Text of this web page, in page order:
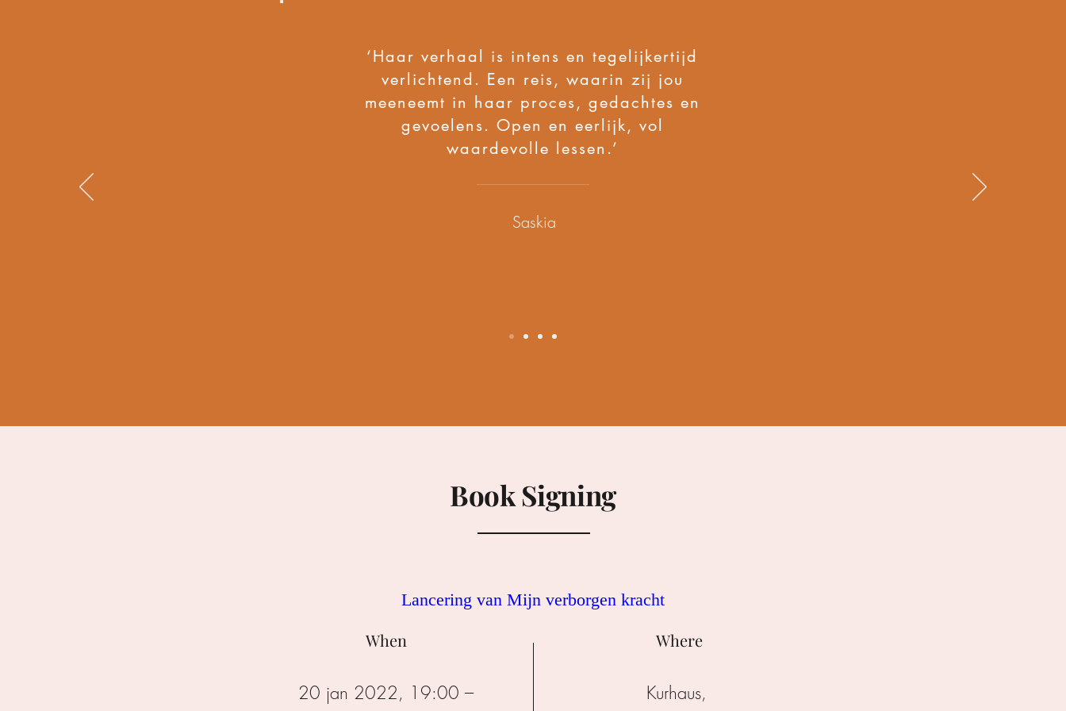
‘Haar verhaal is intens en tegelijkertijd
verlichtend. Een reis, waarin zij jou
meeneemt in haar proces, gedachtes en
gevoelens. Open en eerlijk, vol
waardevolle lessen.’
Saskia
Book Signing
Lancering van Mijn verborgen kracht
When
20 jan 2022, 19:00 –
Where
Kurhaus,